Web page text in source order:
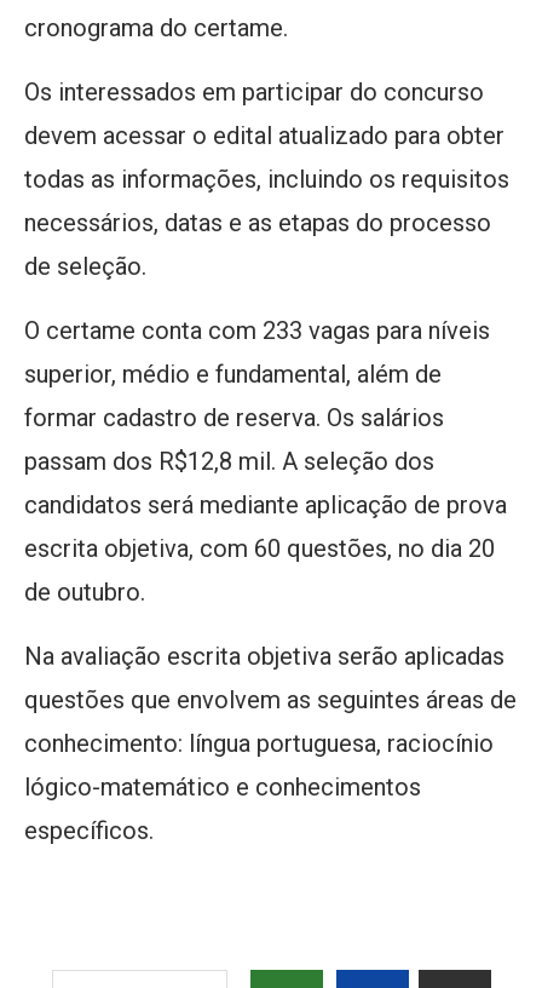
cronograma do certame.
Os interessados em participar do concurso
devem acessar o edital atualizado para obter
todas as informações, incluindo os requisitos
necessários, datas e as etapas do processo
de seleção.
O certame conta com 233 vagas para níveis
superior, médio e fundamental, além de
formar cadastro de reserva. Os salários
passam dos R$12,8 mil. A seleção dos
candidatos será mediante aplicação de prova
escrita objetiva, com 60 questões, no dia 20
de outubro.
Na avaliação escrita objetiva serão aplicadas
questões que envolvem as seguintes áreas de
conhecimento: língua portuguesa, raciocínio
lógico-matemático e conhecimentos
específicos.